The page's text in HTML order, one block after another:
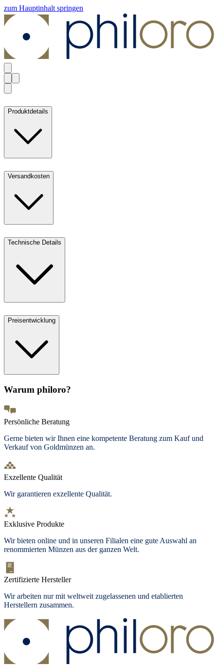
zum Hauptinhalt springen
Produktdetails
Versandkosten
Technische Details
Preisentwicklung
Warum philoro?
Persönliche Beratung
Gerne bieten wir Ihnen eine kompetente Beratung zum Kauf und
Verkauf von Goldmünzen an.
Exzellente Qualität
Wir garantieren exzellente Qualität.
Exklusive Produkte
Wir bieten online und in unseren Filialen eine gute Auswahl an
renommierten Münzen aus der ganzen Welt.
Zertifizierte Hersteller
Wir arbeiten nur mit weltweit zugelassenen und etablierten
Herstellern zusammen.